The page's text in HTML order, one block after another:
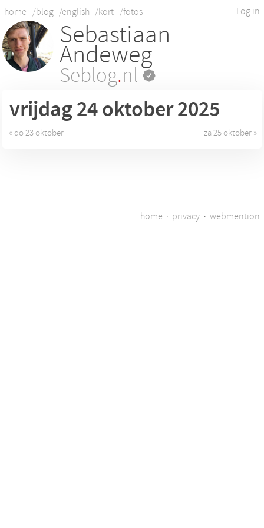
Log in
home /blog /english /kort /fotos
Sebastiaan
Andeweg
Seblog.nl
vrijdag 24oktober 2025
« do 23 oktober za 25 oktober »
home · privacy · webmention